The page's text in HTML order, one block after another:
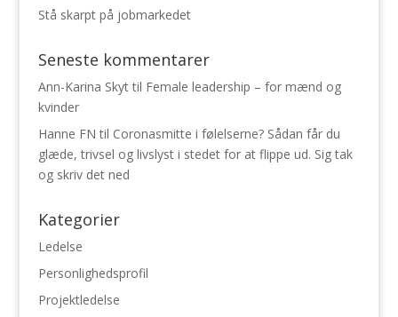
Stå skarpt på jobmarkedet
Seneste kommentarer
Ann-Karina Skyttil Female leadership – for mænd og
kvinder
Hanne FN til Coronasmitte i følelserne? Sådan får du
glæde, trivsel og livslyst i stedet for at flippe ud. Sig tak
og skriv det ned
Kategorier
Ledelse
Personlighedsprofil
Projektledelse